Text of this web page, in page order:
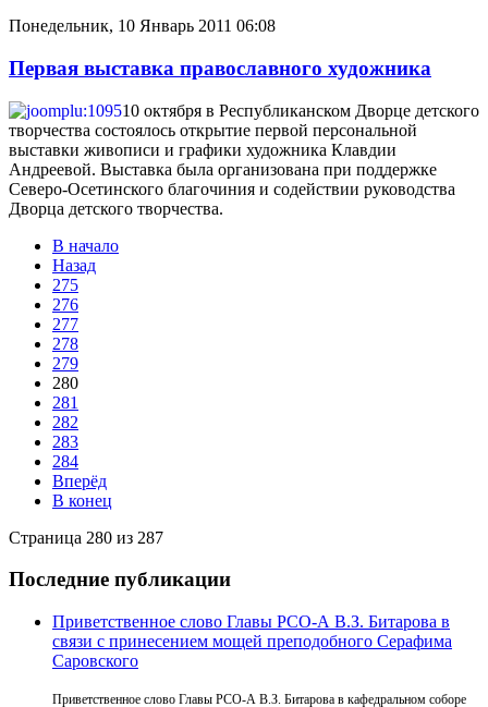
Понедельник, 10 Январь 2011 06:08
Первая выставка православного художника
10 октября в Республиканском Дворце детского
творчества состоялось открытие первой персональной
выставки живописи и графики художника Клавдии
Андреевой. Выставка была организована при поддержке
Северо-Осетинского благочиния и содействии руководства
Дворца детского творчества.
В начало
Назад
275
276
277
278
279
280
281
282
283
284
Вперёд
В конец
Страница 280 из 287
Последние публикации
Приветственное слово Главы РСО-А В.З. Битарова в
связи с принесением мощей преподобного Серафима
Саровского
Приветственное слово Главы РСО-А В.З. Битарова в кафедральном соборе